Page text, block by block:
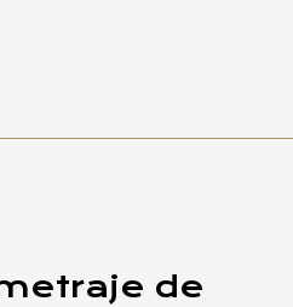
de